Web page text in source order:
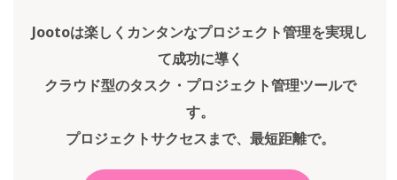
Jootoは楽しくカンタンなプロジェクト管理を実現し
て成功に導く
クラウド型のタスク・プロジェクト管理ツールで
す。
プロジェクトサクセスまで、最短距離で。